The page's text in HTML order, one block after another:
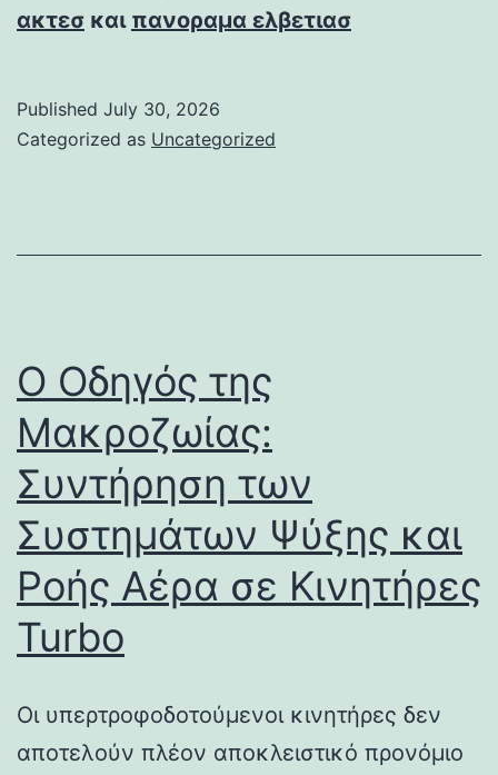
ακτεσ και πανοραμα ελβετιασ
Published July 30, 2026
Categorized as Uncategorized
Ο Οδηγός της
Μακροζωίας:
Συντήρηση των
Συστημάτων Ψύξης και
Ροής Αέρα σε Κινητήρες
Turbo
Οι υπερτροφοδοτούμενοι κινητήρες δεν
αποτελούν πλέον αποκλειστικό προνόμιο